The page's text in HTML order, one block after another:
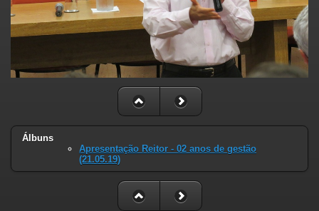
Álbuns
Apresentação Reitor - 02 anos de gestão
(21.05.19)